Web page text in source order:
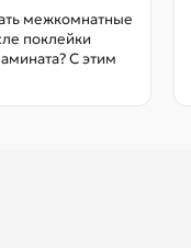
межкомнатные
поклейки
С этим